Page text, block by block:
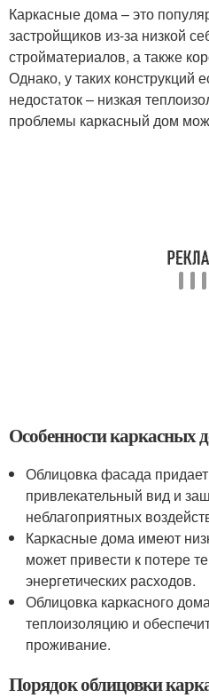
Каркасные дома – это
застройщиков из-за низкой
стройматериалов, а также
Однако, у таких конструкций
недостаток – низкая
проблемы каркасный дом
Особенности каркасных
Облицовка фасада
привлекательный вид и
неблагоприятных
Каркасные дома имеют
может привести к потере
энергетических расходов.
Облицовка каркасного
теплоизоляцию и
проживание.
Порядок облицовки